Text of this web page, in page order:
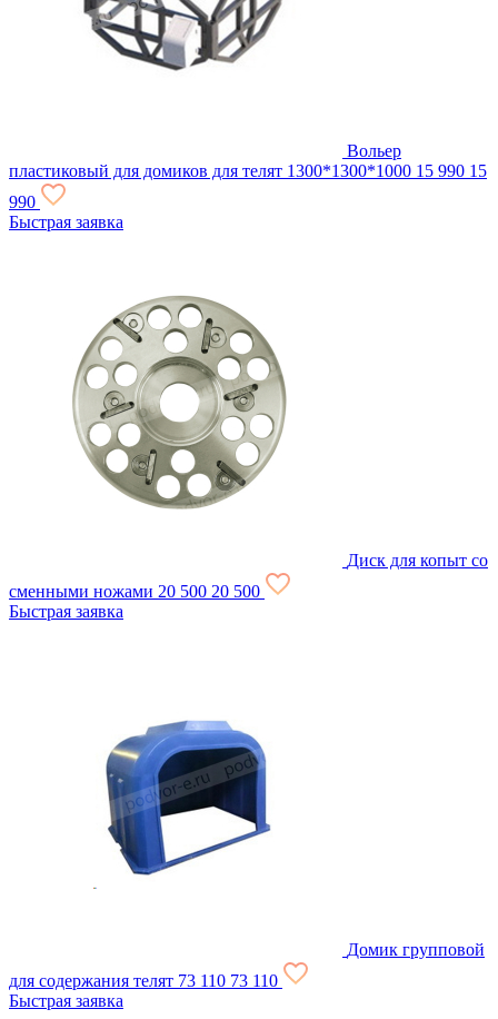
Вольер
пластиковый для домиков для телят 1300*1300*1000 15 990 15
990
Быстрая заявка
Диск для копыт со
сменными ножами 20 500 20 500
Быстрая заявка
Домик групповой
для содержания телят 73 110 73 110
Быстрая заявка